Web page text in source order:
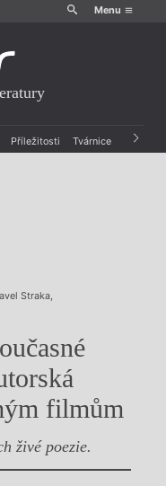
Menu
Příležitosti Tvárnice Archiv
Straka,
filmům
živé poezie.